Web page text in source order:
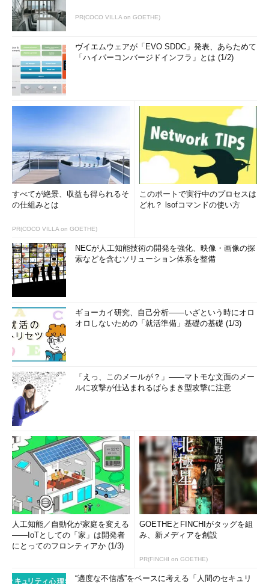
は通知せず、自動的に駆除を開始する
マルウエアの検出および駆除の状況については、イベントログ
の「Microsoft-Windows-Windows Defender
」コマンドレットを使
用して確認することもできます。
Windows Defenderの構成のカスタマイズ
Windows Server Technical PreviewのWindows Defenderの構
成は、GUIを使用せず、あるいはGUIを追加してカスタマイズで
きます。
Windows DefenderのGUIを使用しない場合は、Windows
PowerShellの「
Add-MpPreference」および「Get-
MpPreference
」コマンドレットを使用して、構成の変更と確認
が可能です（画面5
「Add-MpPreference」および「Get-MpPreference」コマ
ンドレットを使用する
Windows Defenderは「ポリシー管理用テンプレート」
（WindowsDefender.admx）を提供するため、グループポリシー
やローカルコンピューターポリシーを使用して構成を管理するこ
とも可能です（画面6）。
PR(COCO VILLA on GOETHE)
ヴイエムウェアが「EVO SDDC」発表、あらためて
「ハイパーコンバージドインフラ」とは (1/2)
すべてが絶景、収益も得られるそ
の仕組みとは
PR(COCO VILLA on GOETHE)
このポートで実行中のプロセスは
どれ？ lsofコマンドの使い方
NECが人工知能技術の開発を強化、映像・画像の探
索などを含むソリューション体系を整備
ギョーカイ研究、自己分析――いざという時にオロ
オロしないための「就活準備」基礎の基礎 (1/3)
「えっ、このメールが？」――マトモな文面のメー
ルに攻撃が仕込まれるばらまき型攻撃に注意
人工知能／自動化が家庭を変える
――IoTとしての「家」は開発者
にとってのフロンティアか (1/3)
GOETHEとFINCHIがタッグを組
み、新メディアを創設
PR(FINCHI on GOETHE)
“適度な不信感”をベースに考える「人間のセキュリ